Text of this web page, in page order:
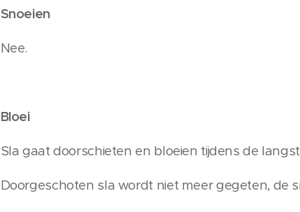
Snoeien
Nee.
Bloei
Sla gaat doorschieten en bloeien tijdens de
Doorgeschoten sla wordt niet meer gegeten, de